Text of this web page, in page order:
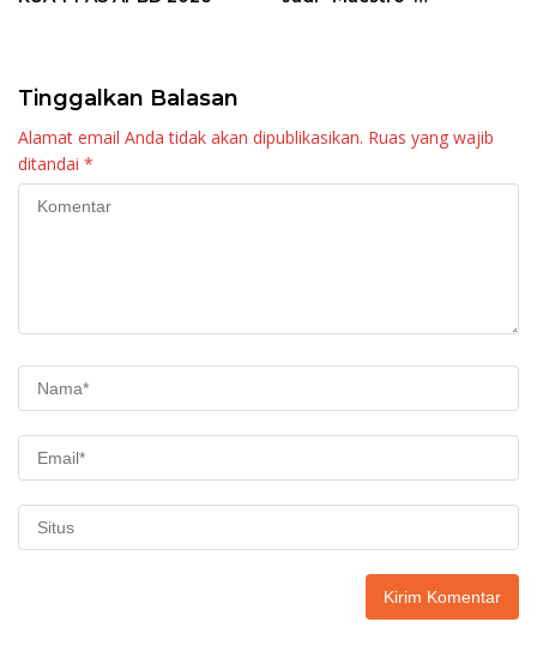
Tinggalkan Balasan
Alamat email Anda tidak akan dipublikasikan. Ruas yang wajib
ditandai *